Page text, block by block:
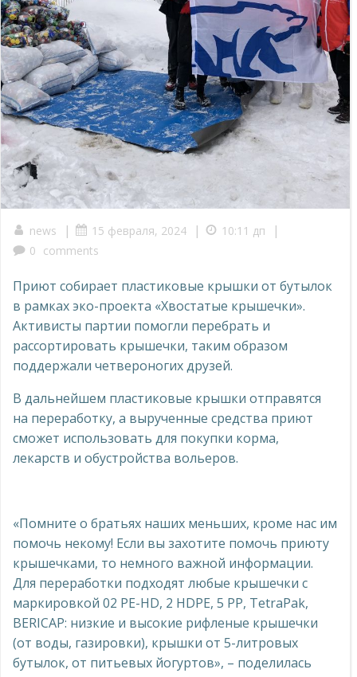
news | 15 февраля, 2024 | 10:11 дп |
0 comments
Приют собирает пластиковые крышки от бутылок
в рамках эко-проекта «Хвостатые крышечки».
Активисты партии помогли перебрать и
рассортировать крышечки, таким образом
поддержали четвероногих друзей.
В дальнейшем пластиковые крышки отправятся
на переработку, а вырученные средства приют
сможет использовать для покупки корма,
лекарств и обустройства вольеров.
«Помните о братьях наших меньших, кроме нас им
помочь некому! Если вы захотите помочь приюту
крышечками, то немного важной информации.
Для переработки подходят любые крышечки с
маркировкой 02 PE-HD, 2 HDPE, 5 РР, TetraPak,
BERICAP: низкие и высокие рифленые крышечки
(от воды, газировки), крышки от 5-литровых
бутылок, от питьевых йогуртов», – поделилась